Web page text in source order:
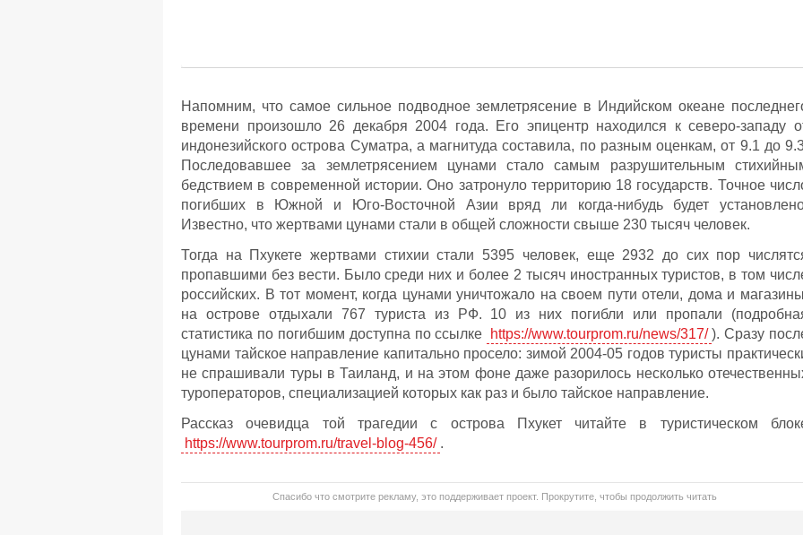
Напомним, что самое сильное подводное землетрясение в Индийском океане
времени произошло 26 декабря 2004 года. Его эпицентр находился к северо-западу
индонезийского острова Суматра, а магнитуда составила, по разным оценкам, от 9.1 до
Последовавшее за землетрясением цунами стало самым разрушительным
бедствием в современной истории. Оно затронуло территорию 18 государств. Точное
погибших в Южной и Юго-Восточной Азии вряд ли когда-нибудь будет
Известно, что жертвами цунами стали в общей сложности свыше 230 тысяч человек.
Тогда на Пхукете жертвами стихии стали 5395 человек, еще 2932 до сих пор
пропавшими без вести. Было среди них и более 2 тысяч иностранных туристов, в том
российских. В тот момент, когда цунами уничтожало на своем пути отели, дома и
на острове отдыхали 767 туриста из РФ. 10 из них погибли или пропали
статистика по погибшим доступна по ссылке
https://www.tourprom.ru/news/317/ ). Сразу
цунами тайское направление капитально просело: зимой 2004-05 годов туристы
не спрашивали туры в Таиланд, и на этом фоне даже разорилось несколько
туроператоров, специализацией которых как раз и было тайское направление.
Рассказ очевидца той трагедии с острова Пхукет читайте в туристическом
https://www.tourprom.ru/travel-blog-456/ .
Спасибо что смотрите рекламу, это поддерживает проект. Прокрутите, чтобы продолжить читать